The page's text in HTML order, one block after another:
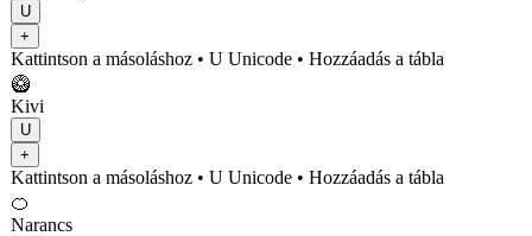
U
+
Kattintson a másoláshoz • U Unicode • Hozzáadás a tábla
🥝
Kivi
U
+
Kattintson a másoláshoz • U Unicode • Hozzáadás a tábla
🍊
Narancs